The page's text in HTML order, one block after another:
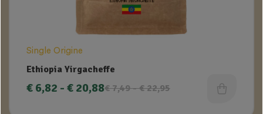
Single Origine
Ethiopia Yirgacheffe
€7,49 - €22,95
€ 6,82 - € 20,88